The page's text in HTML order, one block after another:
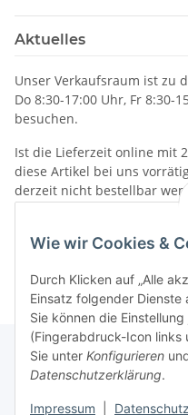
Wie wir Cookies &
Durch Klicken auf „Alle
Einsatz folgender Dienste
Sie können die
(Fingerabdruck-Icon links
Sie unter Konfigurieren
Datenschutzerklärung.
Impressum Datenschutz
Aktuelles
Unser Verkaufsraum ist zu
Do 8:30-17:00 Uhr, Fr 8:30-
besuchen.
Ist die Lieferzeit online mit
diese Artikel bei uns
derzeit nicht bestellbar
Informationen